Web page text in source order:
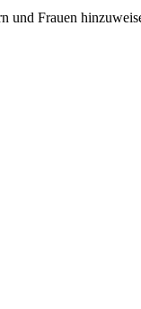
und Frauen